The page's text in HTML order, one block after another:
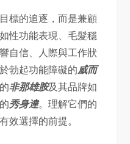
標的追逐，而是兼顧
性功能表現、毛髮穩
自信、人際與工作狀
勃起功能障礙的威而
非那雄胺及其品牌如
秀身達。理解它們的
效選擇的前提。